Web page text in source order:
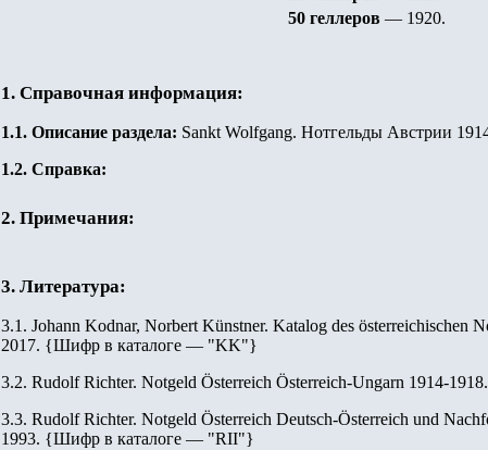
50 геллеров — 1920.
1. Справочная информация:
1.1. Описание раздела: Sankt Wolfgang. Нотгельды Австрии
1.2. Справка:
2. Примечания:
3. Литература:
3.1. Johann Kodnar, Norbert Künstner. Katalog des österreichischen
2017. {Шифр в каталоге — "KK"}
3.2. Rudolf Richter. Notgeld Österreich Österreich-Ungarn 1914-
3.3. Rudolf Richter. Notgeld Österreich Deutsch-Österreich und
1993. {Шифр в каталоге — "RII"}